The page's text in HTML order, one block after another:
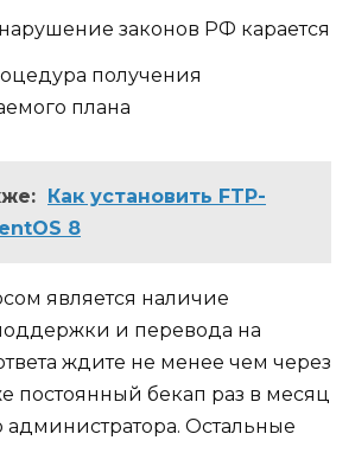
законов РФ карается
получения
плана
Как установить FTP-
8
является наличие
и перевода на
ждите не менее чем через
постоянный бекап раз в месяц
Остальные